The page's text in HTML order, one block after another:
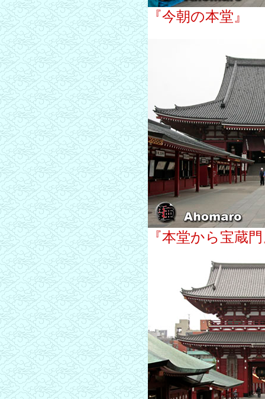
『今朝の本堂』
『本堂から宝蔵